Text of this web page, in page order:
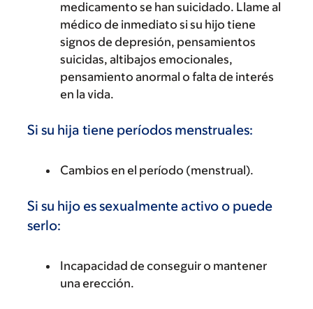
medicamento se han suicidado. Llame al
médico de inmediato si su hijo tiene
signos de depresión, pensamientos
suicidas, altibajos emocionales,
pensamiento anormal o falta de interés
en la vida.
Si su hija tiene períodos menstruales:
Cambios en el período (menstrual).
Si su hijo es sexualmente activo o puede
serlo:
Incapacidad de conseguir o mantener
una erección.